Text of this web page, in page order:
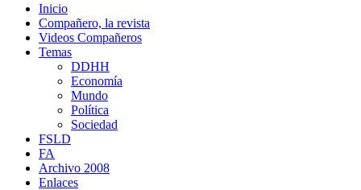
Inicio
Compañero, la revista
Videos Compañeros
Temas
DDHH
Economía
Mundo
Política
Sociedad
FSLD
FA
Archivo 2008
Enlaces